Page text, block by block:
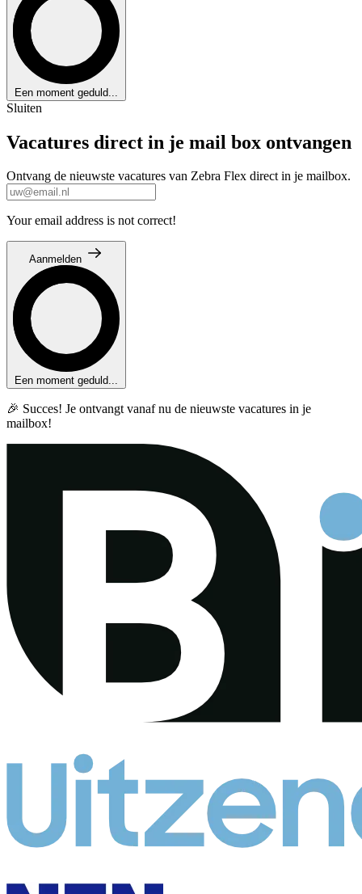
Een moment geduld...
Sluiten
Vacatures direct in je mail box ontvangen
Ontvang de nieuwste vacatures van Zebra Flex direct in je mailbox.
Your email address is not correct!
Aanmelden
Een moment geduld...
🎉 Succes! Je ontvangt vanaf nu de nieuwste vacatures in je
mailbox!